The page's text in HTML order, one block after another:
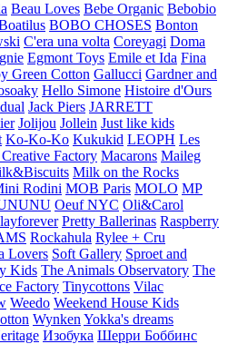
Beau Loves Bebe Organic Bebobio
BOBO CHOSES Bonton
C'era una volta Coreyagi Doma
Egmont Toys Emile et Ida Fina
Green Cotton Gallucci Gardner and
Hello Simone Histoire d'Ours
Jack Piers JARRETT
Jolijou Jollein Just like kids
Ko-Ko-Ko Kukukid LEOPH Les
Factory Macarons Maileg
Milk on the Rocks
Rodini MOB Paris MOLO MP
Oeuf NYC Oli&Carol
Pretty Ballerinas Raspberry
Rockahula Rylee + Cru
Lovers Soft Gallery Sproet and
Kids The Animals Observatory The
Factory Tinycottons Vilac
Weedo Weekend House Kids
Wynken Yokka's dreams
Изобука Шерри Боббинс